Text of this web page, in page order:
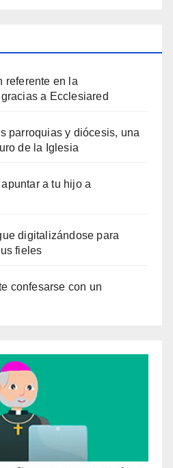
referente en la
a Ecclesiared
parroquias y diócesis, una
de la Iglesia
a tu hijo a
digitalizándose para
fieles
confesarse con un